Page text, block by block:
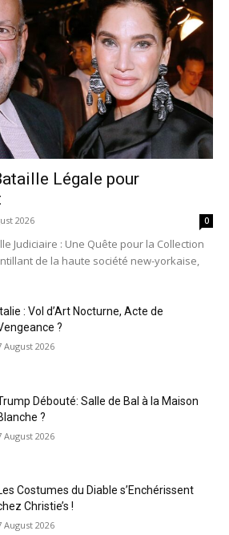
Légale pour
2026 0
Judiciaire : Une Quête pour la Collection
de la haute société new-yorkaise,
Italie : Vol d’Art Nocturne, Acte de
?
August 2026
Débouté: Salle de Bal à la Maison
?
August 2026
Costumes du Diable s’Enchérissent
Christie’s !
August 2026